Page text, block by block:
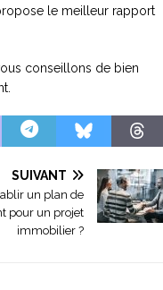
le meilleur rapport
conseillons de bien
SUIVANT
un plan de
pour un projet
immobilier ?